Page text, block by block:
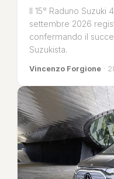
Il 15° Raduno
settembre 2026
confermando il
Suzukista.
Vincenzo Forgione ·